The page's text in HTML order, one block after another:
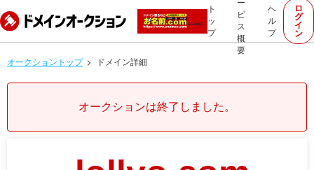
ト
ッ
プ
ー
ビ
ス
概
要
ヘ
ル
プ
ロ
グ
イ
ン
オークショントップ ドメイン詳細
オークションは終了しました。